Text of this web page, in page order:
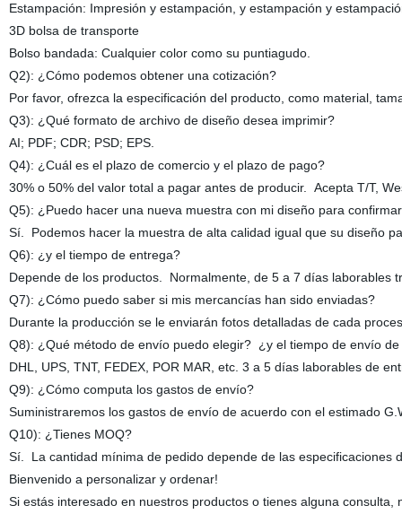
Estampación: Impresión y estampación, y estampación y
3D bolsa de transporte
Bolso bandada: Cualquier color como su puntiagudo.
Q2): ¿Cómo podemos obtener una cotización?
Por favor, ofrezca la especificación del producto, como material,
Q3): ¿Qué formato de archivo de diseño desea imprimir?
AI; PDF; CDR; PSD; EPS.
Q4): ¿Cuál es el plazo de comercio y el plazo de pago?
30% o 50% del valor total a pagar antes de producir. Acepta T/T,
Q5): ¿Puedo hacer una nueva muestra con mi diseño para
Sí. Podemos hacer la muestra de alta calidad igual que su diseño
Q6): ¿y el tiempo de entrega?
Depende de los productos. Normalmente, de 5 a 7 días laborables
Q7): ¿Cómo puedo saber si mis mercancías han sido enviadas?
Durante la producción se le enviarán fotos detalladas de cada
Q8): ¿Qué método de envío puedo elegir? ¿y el tiempo de envío de
DHL, UPS, TNT, FEDEX, POR MAR, etc. 3 a 5 días laborables de
Q9): ¿Cómo computa los gastos de envío?
Suministraremos los gastos de envío de acuerdo con el estimado
Q10): ¿Tienes MOQ?
Sí. La cantidad mínima de pedido depende de las especificaciones
Bienvenido a personalizar y ordenar!
Si estás interesado en nuestros productos o tienes alguna